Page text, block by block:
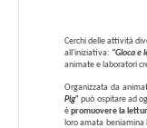
Cerchi delle attività
all'iniziativa: “Gioca e
animate e laboratori
Organizzata da
Pig” può ospitare ad
è promuovere la
loro amata beniamina